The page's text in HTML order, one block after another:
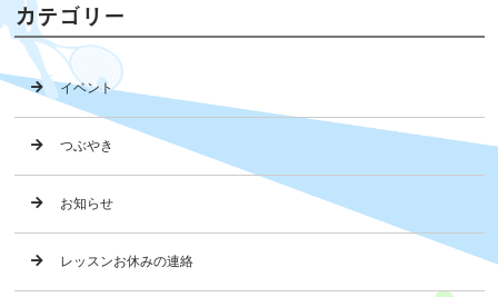
カテゴリー
イベント
つぶやき
お知らせ
レッスンお休みの連絡